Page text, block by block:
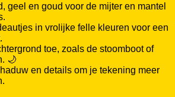
geel en goud voor de mijter en mantel
in vrolijke felle kleuren voor een
toe, zoals de stoomboot of
🌙
en details om je tekening meer